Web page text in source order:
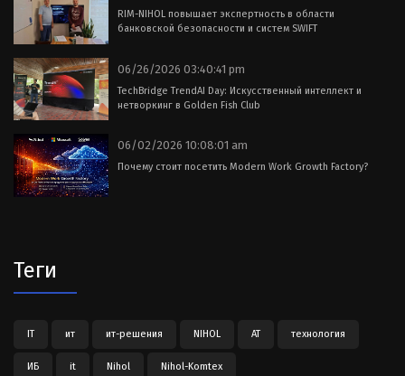
RIM-NIHOL повышает экспертность в области
банковской безопасности и систем SWIFT
06/26/2026 03:40:41 pm
TechBridge TrendAI Day: Искусственный интеллект и
нетворкинг в Golden Fish Club
06/02/2026 10:08:01 am
Почему стоит посетить Modern Work Growth Factory?
Теги
IT ит ит-решения NIHOL АТ технология
ИБ it Nihol Nihol-Komtex